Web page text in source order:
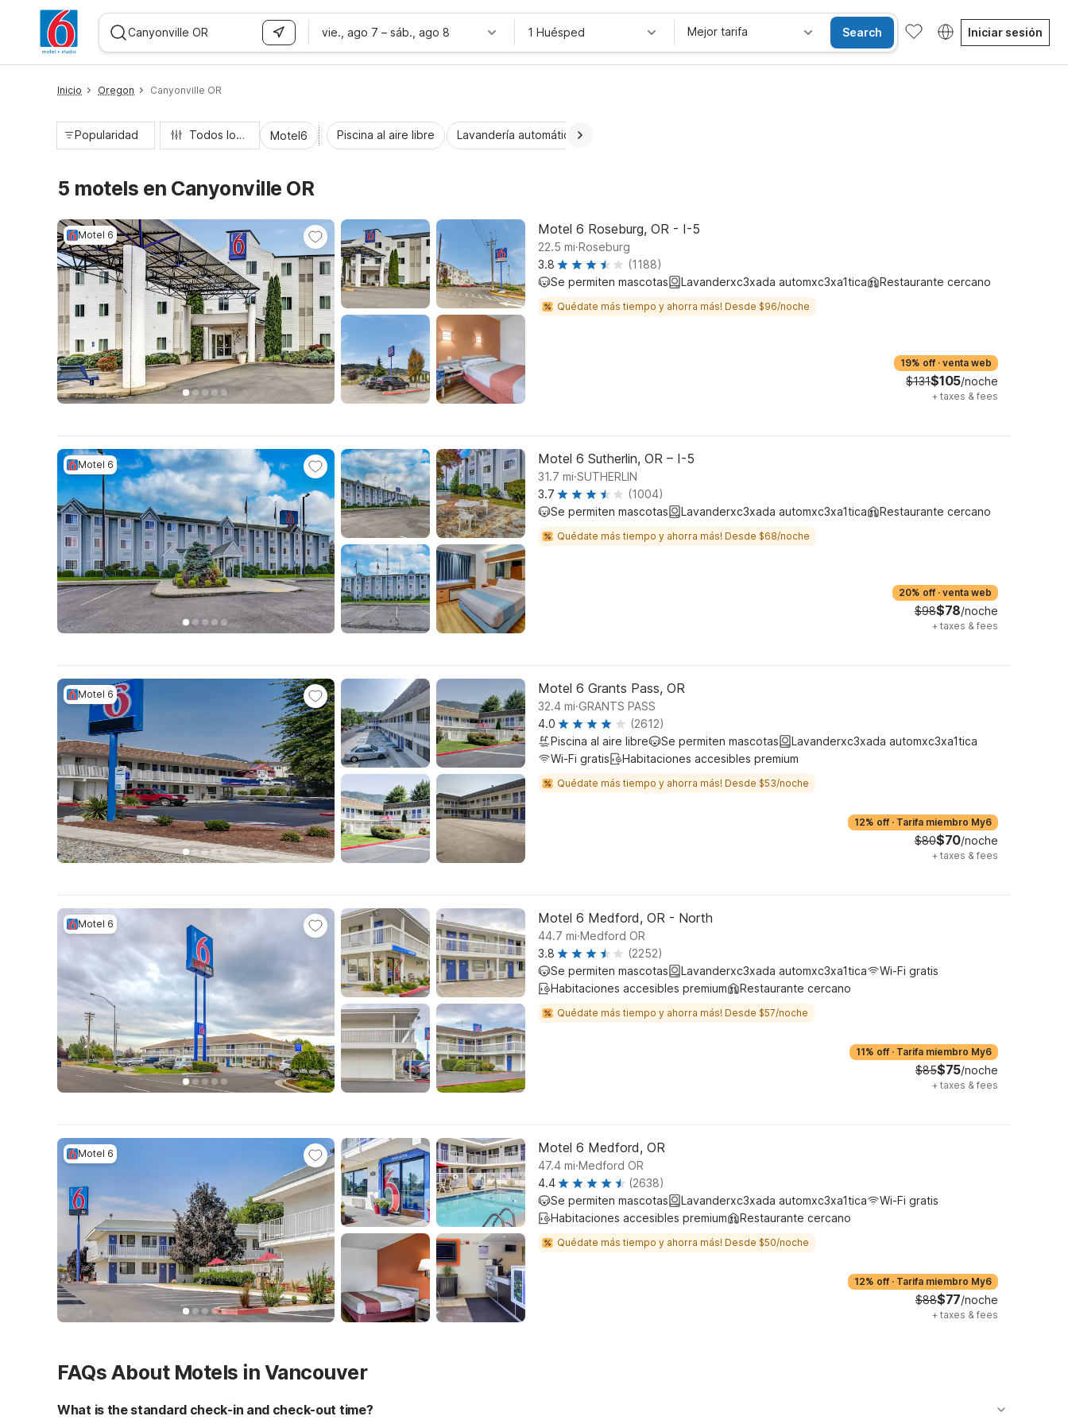
vie., ago 7 – sáb., ago 8 1 Huésped Mejor tarifa Search Iniciar sesión
Inicio Oregon Canyonville OR
Popularidad Todos los filtros Motel6 Piscina al aire libre Lavandería automática
5 motels en Canyonville OR
Motel 6 Motel 6 Roseburg, OR - I-5
22.5 mi.Roseburg
3.8
(1188)
Se permiten mascotas
Lavanderxc3xada automxc3xa1tica Restaurante cercano
Quédate más tiempo y ahorra más! Desde $96/noche
19% off · venta web
$131$105/noche
+ taxes & fees
Motel 6 Motel 6 Sutherlin, OR – I-5
31.7 mi.SUTHERLIN
3.7
(1004)
Se permiten mascotas
Lavanderxc3xada automxc3xa1tica Restaurante cercano
Quédate más tiempo y ahorra más! Desde $68/noche
20% off · venta web
$98$78/noche
+ taxes & fees
Motel 6 Motel 6 Grants Pass, OR
32.4 mi.GRANTS PASS
4.0
(2612)
Piscina al aire libre
Se permiten mascotas
Lavanderxc3xada automxc3xa1tica
Wi-Fi gratis
Habitaciones accesibles premium
Quédate más tiempo y ahorra más! Desde $53/noche
12% off · Tarifa miembro My6
$80$70/noche
+ taxes & fees
Motel 6 Motel 6 Medford, OR - North
44.7 mi.Medford OR
3.8
(2252)
Se permiten mascotas
Lavanderxc3xada automxc3xa1tica
Wi-Fi gratis
Habitaciones accesibles premium
Restaurante cercano
Quédate más tiempo y ahorra más! Desde $57/noche
11% off · Tarifa miembro My6
$85$75/noche
+ taxes & fees
Motel 6 Motel 6 Medford, OR
47.4 mi.Medford OR
4.4
(2638)
Se permiten mascotas
Lavanderxc3xada automxc3xa1tica
Wi-Fi gratis
Habitaciones accesibles premium
Restaurante cercano
Quédate más tiempo y ahorra más! Desde $50/noche
12% off · Tarifa miembro My6
$88$77/noche
+ taxes & fees
FAQs About Motels in Vancouver
What is the standard check-in and check-out time?